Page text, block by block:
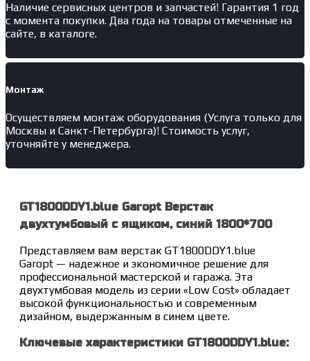
Наличие сервисных центров и запчастей! Гарантия 1 год
с момента покупки. Два года на товары отмеченные на
сайте, в каталоге.
Монтаж
Осуществляем монтаж оборудования (Услуга только для
Москвы и Санкт-Петербурга)! Стоимость услуг,
уточняйте у менеджера.
GT1800DDY1.blue Garopt Верстак
двухтумбовый с ящиком, синий 1800*700
Представляем вам верстак GT1800DDY1.blue
Garopt — надежное и экономичное решение для
профессиональной мастерской и гаража. Эта
двухтумбовая модель из серии «Low Cost» обладает
высокой функциональностью и современным
дизайном, выдержанным в синем цвете.
Ключевые характеристики GT1800DDY1.blue: